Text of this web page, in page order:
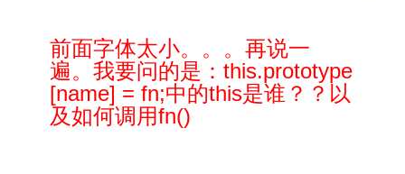
前面字体太小。。。再说一
遍。我要问的是：this.prototype
[name] = fn;中的this是谁？？以
及如何调用fn()